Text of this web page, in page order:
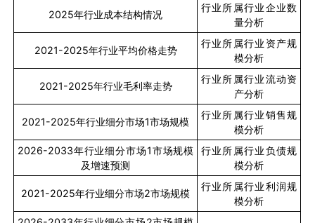
2025年行业成本结构情况
行业所属行业企业数
量分析
2021-2025年行业平均价格走势
行业所属行业资产规
模分析
2021-2025年行业毛利率走势
行业所属行业流动资
产分析
2021-2025年行业细分市场1市场规模
行业所属行业销售规
模分析
2026-2033年行业细分市场1市场规模
及增速预测
行业所属行业负债规
模分析
2021-2025年行业细分市场2市场规模
行业所属行业利润规
模分析